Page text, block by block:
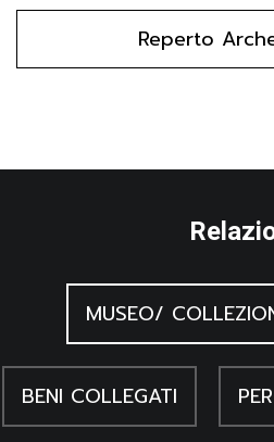
Reperto
MUSEO/
BENI COLLEGATI